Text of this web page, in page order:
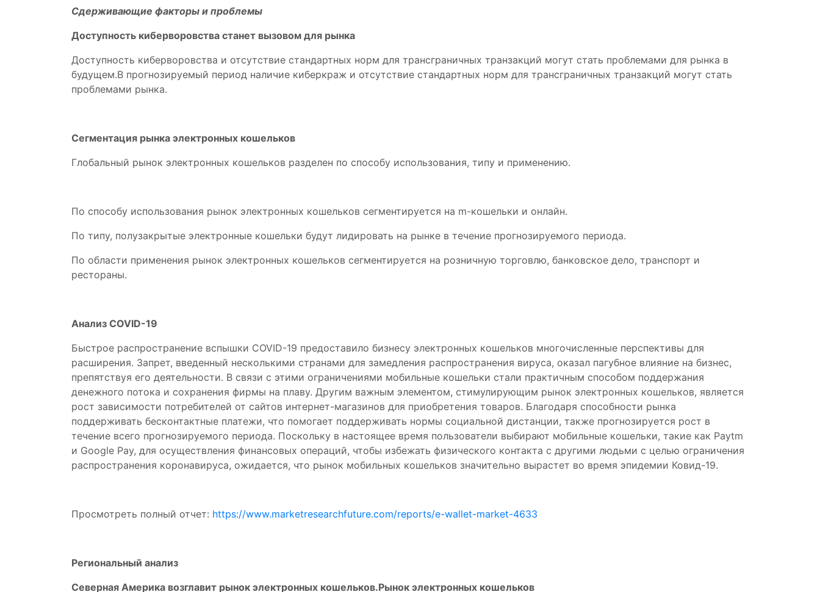
Сдерживающие факторы и проблемы
Доступность киберворовства станет вызовом для рынка
Доступность киберворовства и отсутствие стандартных норм для трансграничных транзакций могут стать проблемами для рынка в
будущем.В прогнозируемый период наличие киберкраж и отсутствие стандартных норм для трансграничных транзакций могут стать
проблемами рынка.
Сегментация рынка электронных кошельков
Глобальный рынок электронных кошельков разделен по способу использования, типу и применению.
По способу использования рынок электронных кошельков сегментируется на m-кошельки и онлайн.
По типу, полузакрытые электронные кошельки будут лидировать на рынке в течение прогнозируемого периода.
По области применения рынок электронных кошельков сегментируется на розничную торговлю, банковское дело, транспорт и
рестораны.
Анализ COVID-19
Быстрое распространение вспышки COVID-19 предоставило бизнесу электронных кошельков многочисленные перспективы для
расширения. Запрет, введенный несколькими странами для замедления распространения вируса, оказал пагубное влияние на бизнес,
препятствуя его деятельности. В связи с этими ограничениями мобильные кошельки стали практичным способом поддержания
денежного потока и сохранения фирмы на плаву. Другим важным элементом, стимулирующим рынок электронных кошельков, является
рост зависимости потребителей от сайтов интернет-магазинов для приобретения товаров. Благодаря способности рынка
поддерживать бесконтактные платежи, что помогает поддерживать нормы социальной дистанции, также прогнозируется рост в
течение всего прогнозируемого периода. Поскольку в настоящее время пользователи выбирают мобильные кошельки, такие как Paytm
и Google Pay, для осуществления финансовых операций, чтобы избежать физического контакта с другими людьми с целью ограничения
распространения коронавируса, ожидается, что рынок мобильных кошельков значительно вырастет во время эпидемии Ковид-19.
Просмотреть полный отчет: https://www.marketresearchfuture.com/reports/e-wallet-market-4633
Региональный анализ
Северная Америка возглавит рынок электронных кошельков.Рынок электронных кошельков